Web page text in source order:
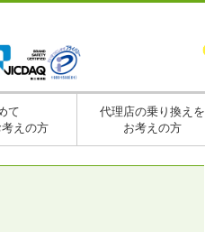
て
えの方
代理店の乗り換えを
お考えの方